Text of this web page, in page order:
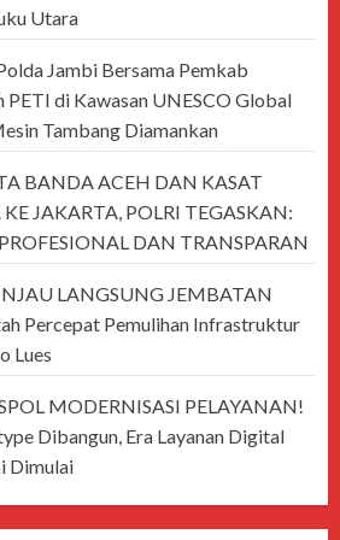
Utara
Jambi Bersama Pemkab
PETI di Kawasan UNESCO Global
Tambang Diamankan
BANDA ACEH DAN KASAT
JAKARTA, POLRI TEGASKAN:
DAN TRANSPARAN
LANGSUNG JEMBATAN
Percepat Pemulihan Infrastruktur
Lues
MODERNISASI PELAYANAN!
Dibangun, Era Layanan Digital
Dimulai